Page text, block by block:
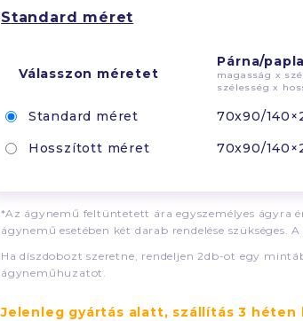
Standard méret
Válasszon méretet
Párna/
magasság x
szélesség x
Standard méret 70x90/
Hosszított méret 70x90/
*Az ágynemű feltüntetett ára egyszemélyes ágyra
ágynemű esetében két darab rendelése szükséges.
Ha díszdobozt szeretne, rendeljen 2db-ot egy
ágyneműhuzatot.
Jelenleg gyártás alatt, szállítás 3 héten